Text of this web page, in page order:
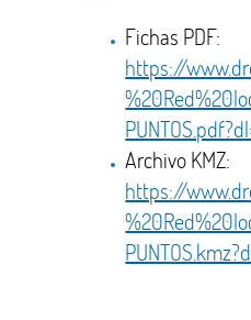
Fichas PDF:
https://
Archivo KMZ:
https://